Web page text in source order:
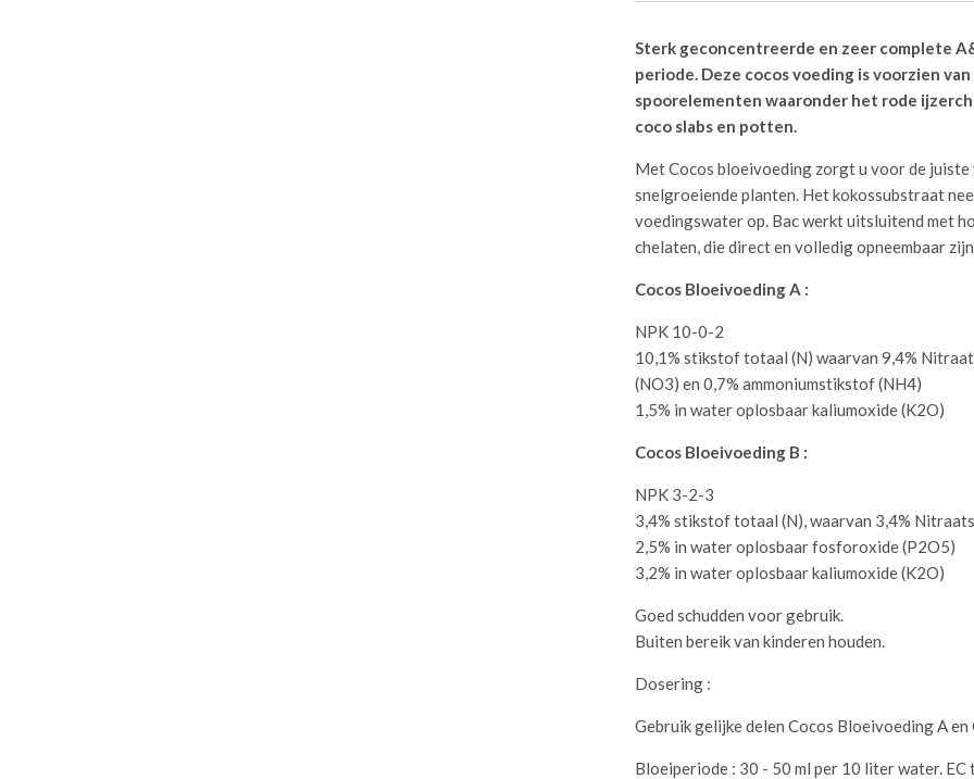
Sterk geconcentreerde en zeer complete
periode. Deze cocos voeding is voorzien
spoorelementen waaronder het rode
coco slabs en potten.
Met Cocos bloeivoeding zorgt u voor de
snelgroeiende planten. Het kokossubstraat
voedingswater op. Bac werkt uitsluitend met
chelaten, die direct en volledig opneembaar
Cocos Bloeivoeding A :
NPK 10-0-2
10,1% stikstof totaal (N) waarvan 9,4%
(NO3) en 0,7% ammoniumstikstof (NH4)
1,5% in water oplosbaar kaliumoxide (K2O)
Cocos Bloeivoeding B :
NPK 3-2-3
3,4% stikstof totaal (N), waarvan 3,4%
2,5% in water oplosbaar fosforoxide (P2O5)
3,2% in water oplosbaar kaliumoxide (K2O)
Goed schudden voor gebruik.
Buiten bereik van kinderen houden.
Dosering :
Gebruik gelijke delen Cocos Bloeivoeding A
Bloeiperiode : 30 - 50 ml per 10 liter water. EC